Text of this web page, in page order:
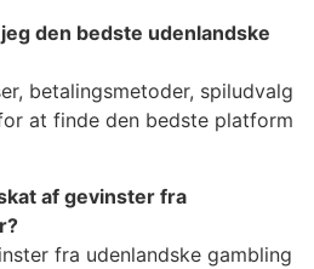
den bedste udenlandske
betalingsmetoder, spiludvalg
at finde den bedste platform
af gevinster fra
fra udenlandske gambling